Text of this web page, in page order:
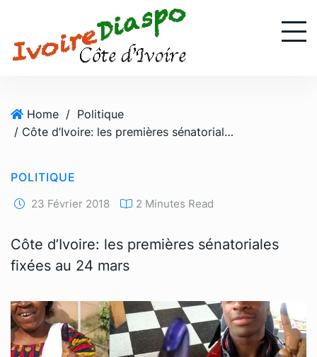
Home / Politique
/ Côte d’Ivoire: les premières sénatoriales fixées au 24 mars
POLITIQUE
23 Février 2018 2 Minutes Read
Côte d’Ivoire: les premières sénatoriales
fixées au 24 mars